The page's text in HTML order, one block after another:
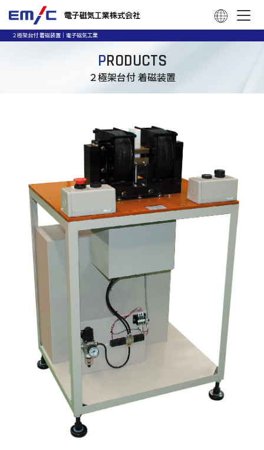
２極架台付 着磁装置｜電子磁気工業
PRODUCTS
２極架台付 着磁装置